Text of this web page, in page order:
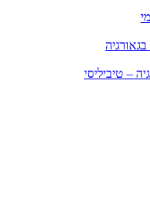
בגאורגיה
– טיביליסי